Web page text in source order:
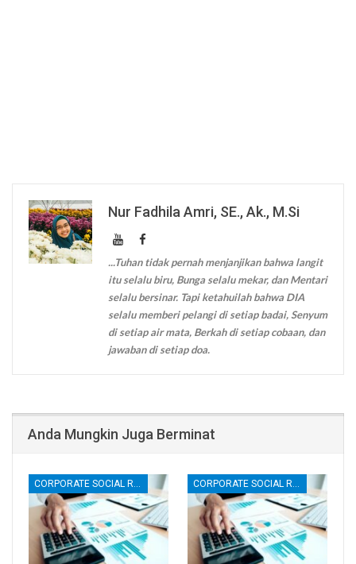
Nur Fadhila Amri, SE., Ak., M.Si
...Tuhan tidak pernah menjanjikan bahwa langit
itu selalu biru, Bunga selalu mekar, dan Mentari
selalu bersinar. Tapi ketahuilah bahwa DIA
selalu memberi pelangi di setiap badai, Senyum
di setiap air mata, Berkah di setiap cobaan, dan
jawaban di setiap doa.
Anda Mungkin Juga Berminat
CORPORATE SOCIAL RESPONSIBILITY (CSR) CORPORATE SOCIAL RESPONSIBILITY (CSR)